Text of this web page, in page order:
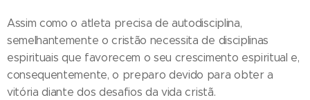
Assim como o atleta precisa de autodisciplina,
semelhantemente o cristão necessita de disciplinas
espirituais que favorecem o seu crescimento espiritual e,
consequentemente, o preparo devido para obter a
vitória diante dos desafios da vida cristã.